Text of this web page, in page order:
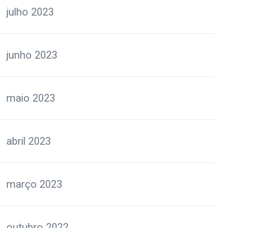
julho 2023
junho 2023
maio 2023
abril 2023
março 2023